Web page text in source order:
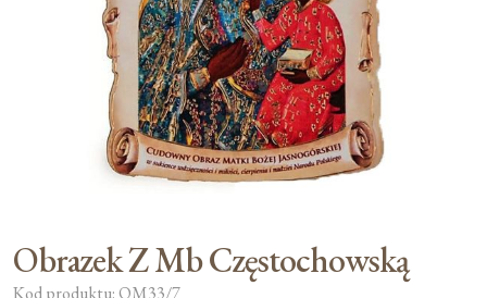
Moje konto
Obrazek Z Mb Częstochowską
Kod produktu: OM33/7